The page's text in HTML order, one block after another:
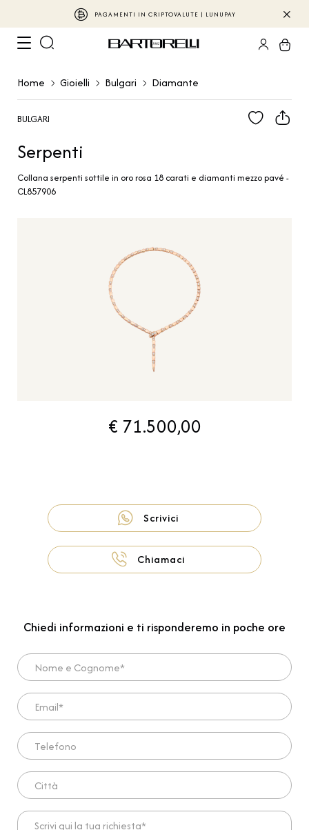
PAGAMENTI IN CRIPTOVALUTE | LUNUPAY
Home Gioielli Bulgari Diamante
BULGARI
Serpenti
Collana serpenti sottile in oro rosa 18 carati e diamanti mezzo pavé -
CL857906
€ 71.500,00
Scrivici
Chiamaci
Chiedi informazioni e ti risponderemo in poche ore
Nome e Cognome*
Email*
Telefono
Città
Scrivi qui la tua richiesta*